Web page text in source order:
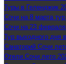
Туры в Геленджик
Сочи на 8 марта
Сочи на 23 февраля
Тур выходного дня
Санаторий Сочи
Отели Сочи лето